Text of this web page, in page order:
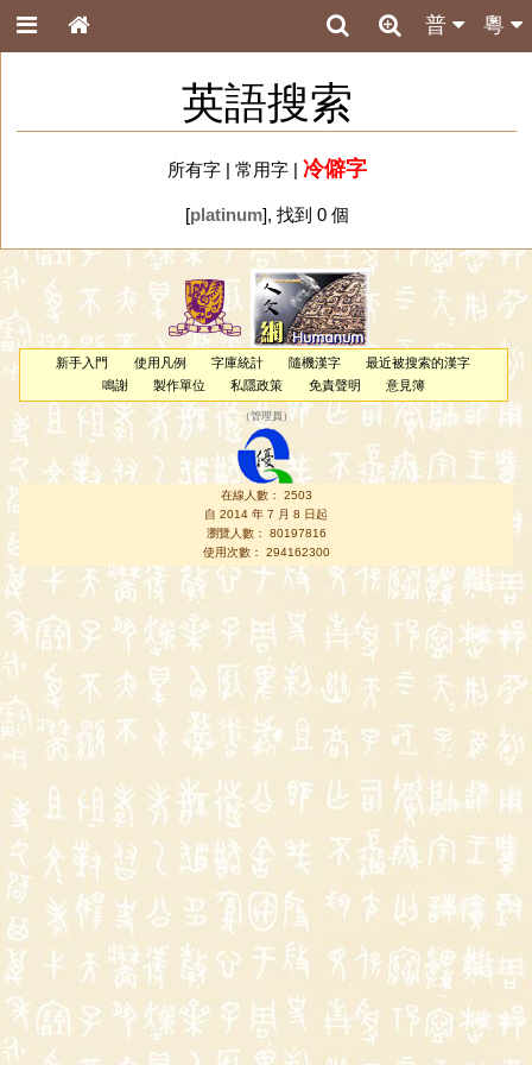
粵
普
英語搜索
所有字| 常用字| 冷僻字
[platinum], 找到 0 個
新手入門 使用凡例 字庫統計 隨機漢字
最近被搜索的漢字
鳴謝
製作單位 私隱政策 免責聲明 意見簿
（管理員 ）
在線人數： 2503
自 2014 年 7 月 8 日起
瀏覽人數： 80197816
使用次數： 294162300